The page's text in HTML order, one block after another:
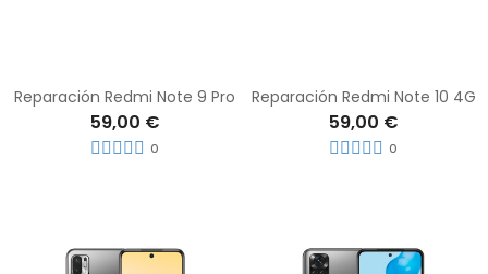
Reparación Redmi Note 9 Pro
59,00 €
0
Reparación Redmi Note 10 4G
59,00 €
0